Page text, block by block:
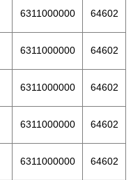
6311000000 64602
6311000000 64602
6311000000 64602
6311000000 64602
6311000000 64602